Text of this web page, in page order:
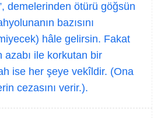
demelerinden ötürü göğsün
bazısını
hâle gelirsin. Fakat
azabı ile korkutan bir
ise her şeye vekîldir. (Ona
cezasını verir.).